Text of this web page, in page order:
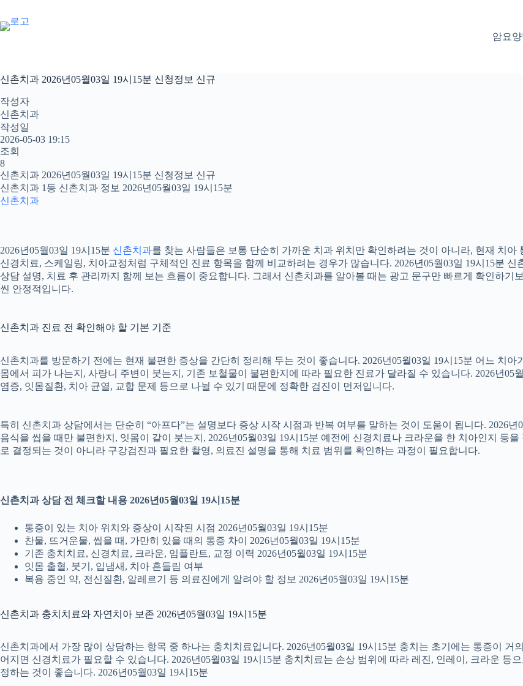
으
뛰
기
암요양
신촌치과 2026년05월03일 19시15분 신청정보 신규
작성자
신촌치과
작성일
2026-05-03 19:15
조회
8
신촌치과 2026년05월03일 19시15분 신청정보 신규
신촌치과 1등 신촌치과 정보 2026년05월03일 19시15분
신촌치과
2026년05월03일 19시15분 신촌치과를 찾는 사람들은 보통 단순히 가까운 치과 위치만 확인하려는 것이 아니라, 현재 치
신경치료, 스케일링, 치아교정처럼 구체적인 진료 항목을 함께 비교하려는 경우가 많습니다. 2026년05월03일 19시15분
상담 설명, 치료 후 관리까지 함께 보는 흐름이 중요합니다. 그래서 신촌치과를 알아볼 때는 광고 문구만 빠르게 확인하기
씬 안정적입니다.
신촌치과 진료 전 확인해야 할 기본 기준
신촌치과를 방문하기 전에는 현재 불편한 증상을 간단히 정리해 두는 것이 좋습니다. 2026년05월03일 19시15분 어느 치
몸에서 피가 나는지, 사랑니 주변이 붓는지, 기존 보철물이 불편한지에 따라 필요한 진료가 달라질 수 있습니다. 2026년05
염증, 잇몸질환, 치아 균열, 교합 문제 등으로 나뉠 수 있기 때문에 정확한 검진이 먼저입니다.
특히 신촌치과 상담에서는 단순히 “아프다”는 설명보다 증상 시작 시점과 반복 여부를 말하는 것이 도움이 됩니다. 2026
음식을 씹을 때만 불편한지, 잇몸이 같이 붓는지, 2026년05월03일 19시15분 예전에 신경치료나 크라운을 한 치아인지 등
로 결정되는 것이 아니라 구강검진과 필요한 촬영, 의료진 설명을 통해 치료 범위를 확인하는 과정이 필요합니다.
신촌치과 상담 전 체크할 내용 2026년05월03일 19시15분
통증이 있는 치아 위치와 증상이 시작된 시점 2026년05월03일 19시15분
찬물, 뜨거운물, 씹을 때, 가만히 있을 때의 통증 차이 2026년05월03일 19시15분
기존 충치치료, 신경치료, 크라운, 임플란트, 교정 이력 2026년05월03일 19시15분
잇몸 출혈, 붓기, 입냄새, 치아 흔들림 여부
복용 중인 약, 전신질환, 알레르기 등 의료진에게 알려야 할 정보 2026년05월03일 19시15분
신촌치과 충치치료와 자연치아 보존 2026년05월03일 19시15분
신촌치과에서 가장 많이 상담하는 항목 중 하나는 충치치료입니다. 2026년05월03일 19시15분 충치는 초기에는 통증이
어지면 신경치료가 필요할 수 있습니다. 2026년05월03일 19시15분 충치치료는 손상 범위에 따라 레진, 인레이, 크라운 등
정하는 것이 좋습니다. 2026년05월03일 19시15분